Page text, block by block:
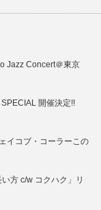
Jazz Concert＠東京
開催決定!!
コブ・コーラーこの
方 c/w コクハク」リ